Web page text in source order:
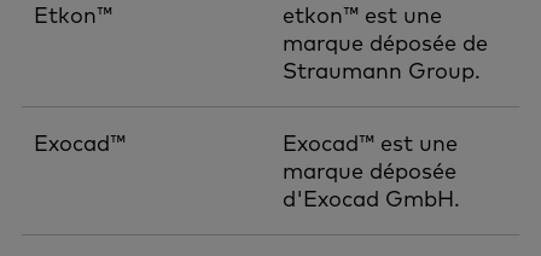
Etkon™
etkon™ est une
marque déposée de
Straumann Group.
Exocad™
Exocad™ est une
marque déposée
d'Exocad GmbH.